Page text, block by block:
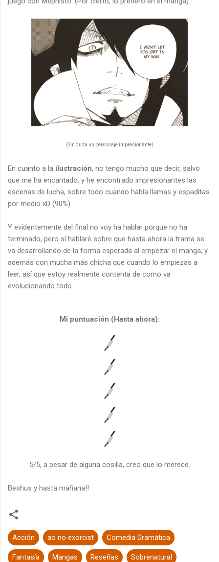
(Sin duda un personaje impresionante)
En cuanto a la ilustración, no tengo mucho que decir, salvo
que me ha encantado, y he encontrado impresionantes las
escenas de lucha, sobre todo cuando había llamas y espaditas
por medio xD (90%)
Y evidentemente del final no voy ha hablar porque no ha
terminado, pero sí hablaré sobre que hasta ahora la trama se
va desarrollando de la forma esperada al empezar el manga, y
además con mucha más chicha que cuando lo empiezas a
leer, así que estoy realmente contenta de como va
evolucionando todo.
Mi puntuación (Hasta ahora):
5/5, a pesar de alguna cosilla, creo que lo merece.
Beshus y hasta mañana!!
Acción ao no exorcist Comedia Dramática
Fantasía Mangas Reseñas Sobrenatural